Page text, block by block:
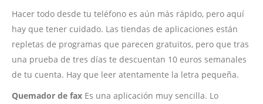
Hacer todo desde tu teléfono es aún más rápido, pero aquí
hay que tener cuidado. Las tiendas de aplicaciones están
repletas de programas que parecen gratuitos, pero que tras
una prueba de tres días te descuentan 10 euros semanales
de tu cuenta. Hay que leer atentamente la letra pequeña.
Quemador de fax Es una aplicación muy sencilla. Lo